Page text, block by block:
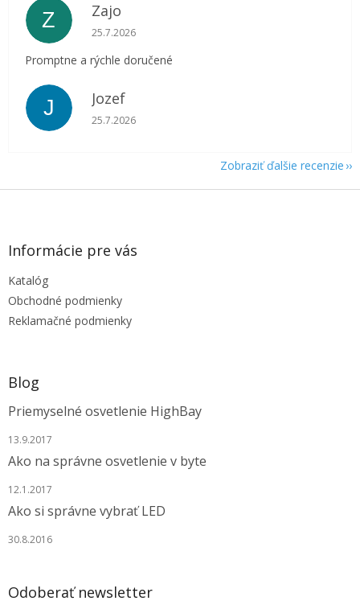
Z Zajo
Hodnotenie obchodu je 5 z 5 hviezdičiek.
25.7.2026
Promptne a rýchle doručené
J Jozef
Hodnotenie obchodu je 5 z 5 hviezdičiek.
25.7.2026
Zobraziť ďalšie recenzie
Z
Informácie pre vás
Katalóg
Obchodné podmienky
Reklamačné podmienky
Blog
Priemyselné osvetlenie HighBay
13.9.2017
Ako na správne osvetlenie v byte
12.1.2017
Ako si správne vybrať LED
30.8.2016
Odoberať newsletter